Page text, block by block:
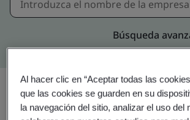
Búsqueda
Compartir:
Al hacer clic en “Aceptar todas las
que las cookies se guarden en su
la navegación del sitio, analizar el uso del